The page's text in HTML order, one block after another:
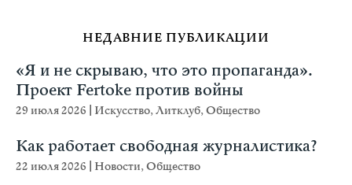
НЕДАВНИЕ ПУБЛИКАЦИИ
«Я и не скрываю, что это пропаганда».
Проект Fertoke против войны
29 июля 2026 Искусство,Литклуб,Общество
Как работает свободная журналистика?
22 июля 2026 Новости,Общество